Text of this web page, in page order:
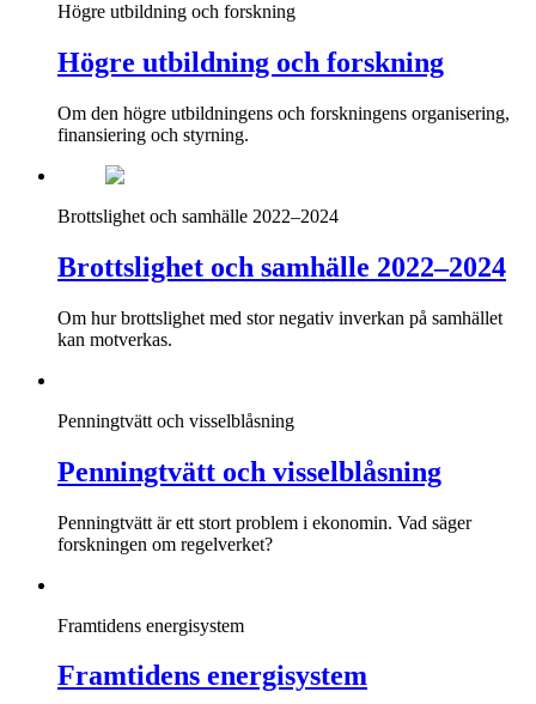
Högre utbildning och forskning
Högre utbildning och forskning
Om den högre utbildningens och forskningens organisering,
finansiering och styrning.
Brottslighet och samhälle 2022–2024
Brottslighet och samhälle 2022–2024
Om hur brottslighet med stor negativ inverkan på samhället
kan motverkas.
Penningtvätt och visselblåsning
Penningtvätt och visselblåsning
Penningtvätt är ett stort problem i ekonomin. Vad säger
forskningen om regelverket?
Framtidens energisystem
Framtidens energisystem